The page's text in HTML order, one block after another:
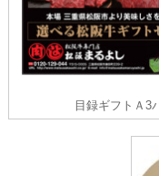
目録ギフトＡ3